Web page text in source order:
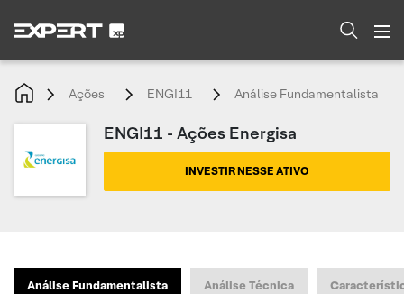
Ações ENGI11 Análise Fundamentalista
ENGI11 - Ações Energisa
INVESTIR NESSE ATIVO
Análise Fundamentalista Análise Técnica